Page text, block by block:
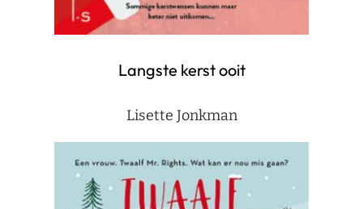
Langste kerst ooit
Lisette Jonkman